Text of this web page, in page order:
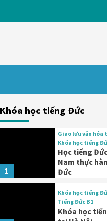
Khóa học tiếng Đức
1
Giao lưu văn hóa
Khóa học tiếng
Học tiếng
Nam thực
Đức
Khóa học tiếng
Tiếng Đức B1
Khóa học